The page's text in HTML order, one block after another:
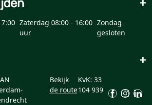
Zaterdag 08:00 - 16:00
uur
Zondag
gesloten
+
Bekijk
de route
KvK: 33
104 939